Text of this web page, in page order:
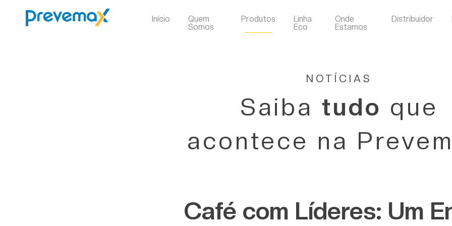
Início
Quem
Somos
Produtos
Linha
Eco
Onde
Estamos
Distribuidor
NOTÍCIAS
Saiba tudo que
acontece na
Café com Líderes: Um